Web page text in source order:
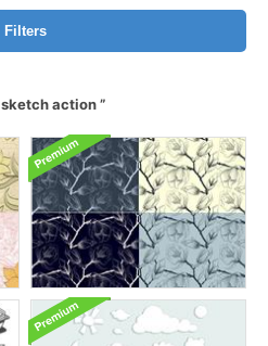
Filters
sketch action